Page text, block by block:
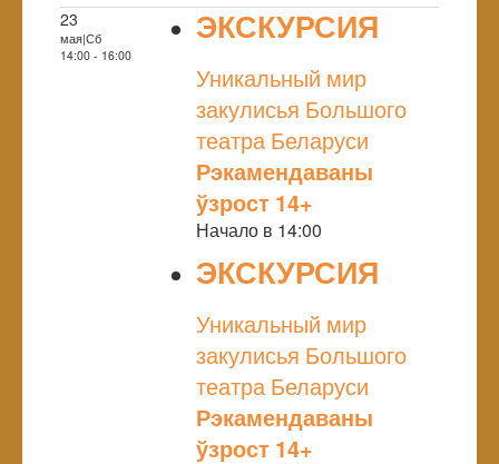
23
мая|Сб
14:00 - 16:00
ЭКСКУРСИЯ
Уникальный мир
закулисья Большого
театра Беларуси
Рэкамендаваны
ўзрост 14+
Начало в 14:00
ЭКСКУРСИЯ
Уникальный мир
закулисья Большого
театра Беларуси
Рэкамендаваны
ўзрост 14+